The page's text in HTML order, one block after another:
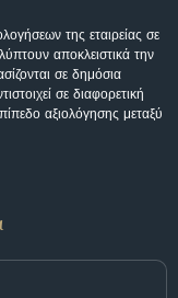
της εταιρείας σε
αποκλειστικά την
σε δημόσια
σε διαφορετική
αξιολόγησης μεταξύ